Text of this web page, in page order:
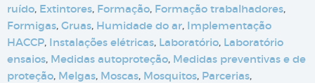
ruído, Extintores, Formação, Formação trabalhadores,
Formigas, Gruas, Humidade do ar, Implementação
HACCP, Instalações elétricas, Laboratório, Laboratório
ensaios, Medidas autoproteção, Medidas preventivas e de
proteção, Melgas, Moscas, Mosquitos, Parcerias,